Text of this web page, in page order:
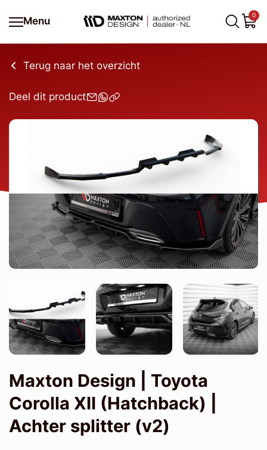
Menu
0
Terug naar het overzicht
Deel dit product
Maxton Design | Toyota
Corolla XII (Hatchback) |
Achter splitter (v2)